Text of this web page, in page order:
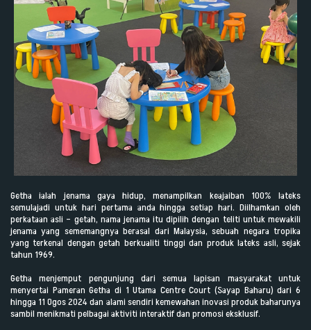
Getha ialah jenama gaya hidup, menampilkan keajaiban 100% lateks
semulajadi untuk hari pertama anda hingga setiap hari. Diilhamkan oleh
perkataan asli – getah, nama jenama itu dipilih dengan teliti untuk mewakili
jenama yang sememangnya berasal dari Malaysia, sebuah negara tropika
yang terkenal dengan getah berkualiti tinggi dan produk lateks asli, sejak
tahun 1969.
Getha menjemput pengunjung dari semua lapisan masyarakat untuk
menyertai Pameran Getha di 1 Utama Centre Court (Sayap Baharu) dari 6
hingga 11 Ogos 2024 dan alami sendiri kemewahan inovasi produk baharunya
sambil menikmati pelbagai aktiviti interaktif dan promosi eksklusif.